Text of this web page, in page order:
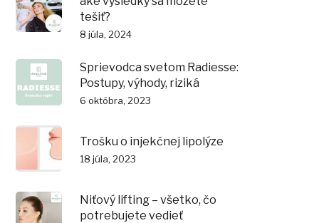
tešiť?
8 júla, 2024
Sprievodca svetom Radiesse:
Postupy, výhody, riziká
6 októbra, 2023
Trošku o injekčnej lipolýze
18 júla, 2023
Niťový lifting – všetko, čo
potrebujete vedieť